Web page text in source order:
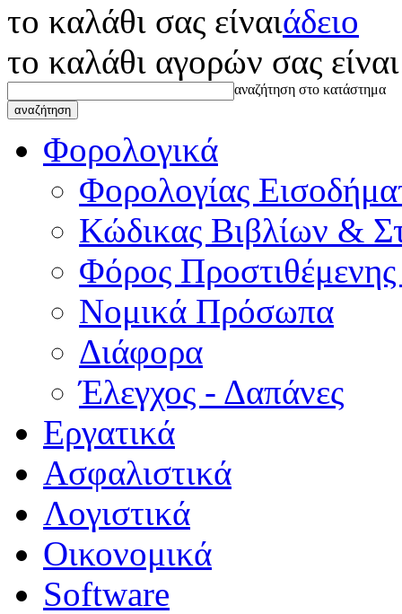
το καλάθι σας είναιάδειο
το καλάθι αγορών σας
αναζήτηση στο κατάστημα
Φορολογικά
Φορολογίας
Κώδικας Βιβλίων &
Φόρος Προστιθέμενης
Νομικά Πρόσωπα
Διάφορα
Έλεγχος - Δαπάνες
Εργατικά
Ασφαλιστικά
Λογιστικά
Οικονομικά
Software